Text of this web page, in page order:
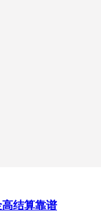
结算靠谱